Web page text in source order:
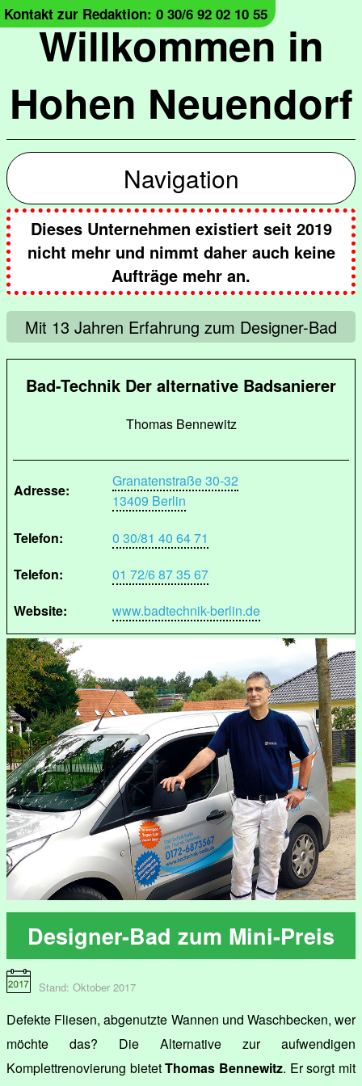
Willkommen in
Hohen Neuendorf
Kontakt zur Redaktion: 0 30/6 92 02 10 55
Navigation
Dieses Unternehmen existiert seit 2019
nicht mehr und nimmt daher auch keine
Aufträge mehr an.
Mit 13 Jahren Erfahrung zum Designer-Bad
Bad-Technik Der alternative Badsanierer
Thomas Bennewitz
Adresse:
Granatenstraße 30-32
13409 Berlin
Telefon:
0 30/81 40 64 71
Telefon:
01 72/6 87 35 67
Website:
www.badtechnik-berlin.de
Designer-Bad zum Mini-Preis
Stand: Oktober 2017
Defekte Fliesen, abgenutzte Wannen und Waschbecken, wer
möchte das? Die Alternative zur aufwendigen
Komplettrenovierung bietetThomas Bennewitz. Er sorgt mit